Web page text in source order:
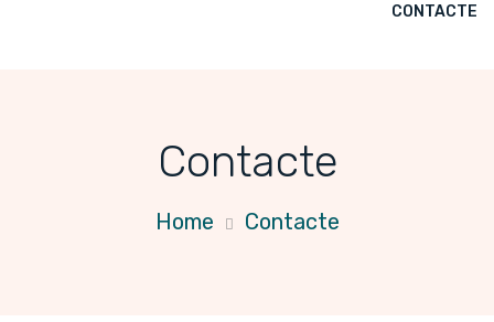
CONTACTE
Contacte
Home Contacte